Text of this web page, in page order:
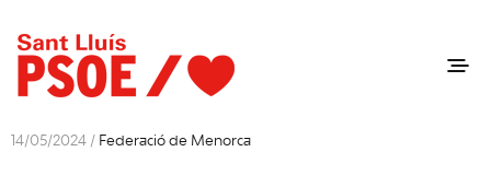
14/05/2024 / Federació de Menorca